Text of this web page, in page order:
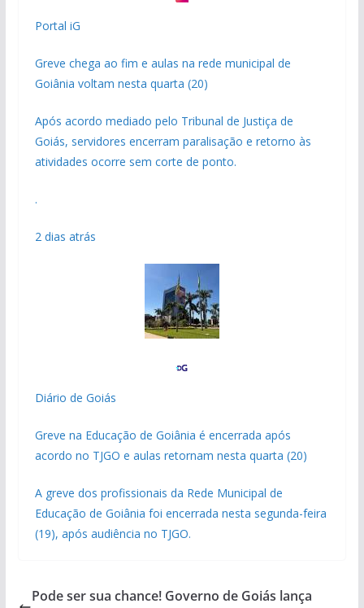
Portal iG
Greve chega ao fim e aulas na rede municipal de
Goiânia voltam nesta quarta (20)
Após acordo mediado pelo Tribunal de Justiça de
Goiás, servidores encerram paralisação e retorno às
atividades ocorre sem corte de ponto.
.
2 dias atrás
Diário de Goiás
Greve na Educação de Goiânia é encerrada após
acordo no TJGO e aulas retornam nesta quarta (20)
A greve dos profissionais da Rede Municipal de
Educação de Goiânia foi encerrada nesta segunda-feira
(19), após audiência no TJGO.
Pode ser sua chance! Governo de Goiás lança